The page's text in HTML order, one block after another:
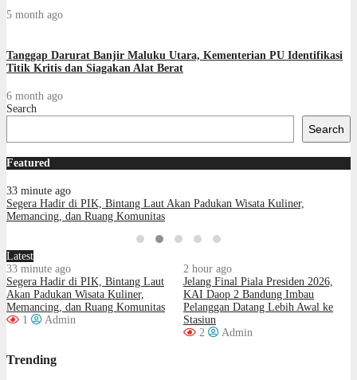
5 month ago
Tanggap Darurat Banjir Maluku Utara, Kementerian PU Identifikasi
Titik Kritis dan Siagakan Alat Berat
6 month ago
Search
Search
Featured
33 minute ago
Segera Hadir di PIK, Bintang Laut Akan Padukan Wisata Kuliner,
Memancing, dan Ruang Komunitas
Latest
33 minute ago
Segera Hadir di PIK, Bintang Laut
Akan Padukan Wisata Kuliner,
Memancing, dan Ruang Komunitas
1
Admin
2 hour ago
Jelang Final Piala Presiden 2026,
KAI Daop 2 Bandung Imbau
Pelanggan Datang Lebih Awal ke
Stasiun
2
Admin
Trending